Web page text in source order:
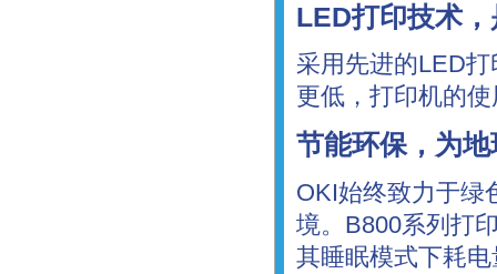
LED打印技术
采用先进的LED
更低，打印机的
节能环保，为
OKI始终致力于绿
境。B800系列打
其睡眠模式下耗